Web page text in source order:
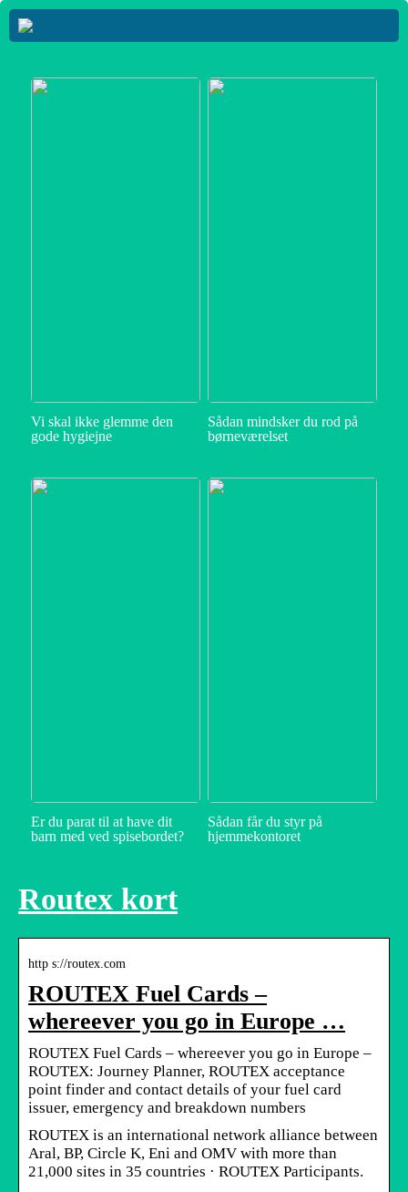
Vi skal ikke glemme den
gode hygiejne
Sådan mindsker du rod på
børneværelset
Er du parat til at have dit
barn med ved spisebordet?
Sådan får du styr på
hjemmekontoret
Routex kort
http s://routex.com
ROUTEX Fuel Cards –
whereever you go in Europe …
ROUTEX Fuel Cards – whereever you go in Europe –
ROUTEX: Journey Planner, ROUTEX acceptance
point finder and contact details of your fuel card
issuer, emergency and breakdown numbers
ROUTEX is an international network alliance between
Aral, BP, Circle K, Eni and OMV with more than
21,000 sites in 35 countries · ROUTEX Participants.